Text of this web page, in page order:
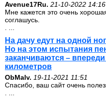
Avenue17Ru. 21-10-2022 14:16
Мне кажется это очень
соглашусь.
На дачу едут на одной
Но на этом испытания
заканчиваются –
километров
ОbMalv. 19-11-2021 11:51
Спасибо, ваш сайт очень